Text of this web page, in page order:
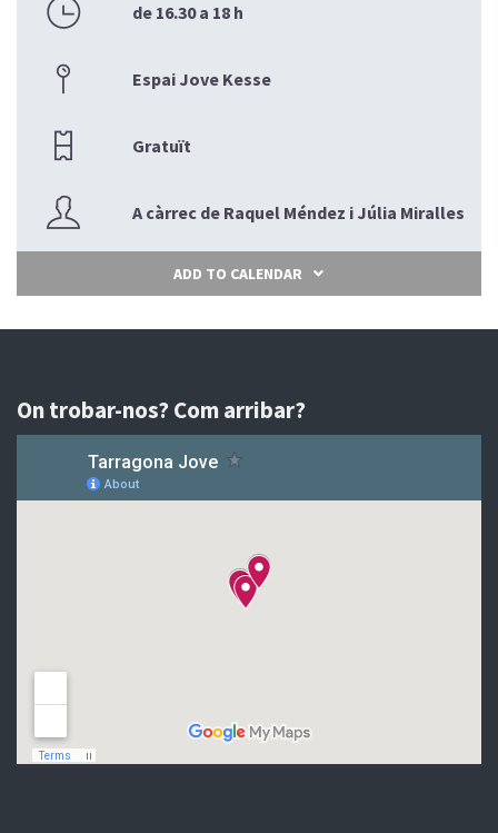
de 16.30 a 18 h
Espai Jove Kesse
Gratuït
A càrrec de Raquel Méndez i Júlia Miralles
ADD TO CALENDAR
On trobar-nos? Com arribar?